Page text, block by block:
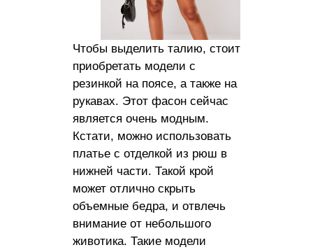
Чтобы выделить талию, стоит
приобретать модели с
резинкой на поясе, а также на
рукавах. Этот фасон сейчас
является очень модным.
Кстати, можно использовать
платье с отделкой из рюш в
нижней части. Такой крой
может отлично скрыть
объемные бедра, и отвлечь
внимание от небольшого
животика. Такие модели